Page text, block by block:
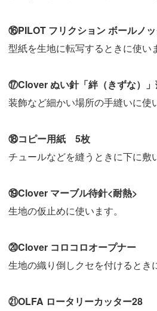
⑯PILOT フリクション ボールノ
型紙を生地に転写するときに使い
⑰Clover ぬい針「絆（きずな）」
装飾など細かい場所の手縫いに使
⑱コピー用紙 5枚
チュールなどを縫うときに下に敷
⑲Clover マーブル待針<耐熱>
生地の仮止めに使います。
⑳Clover コロコロオープナー
生地の織り倒しクセを付けるとき
㉑OLFA ロータリーカッター28